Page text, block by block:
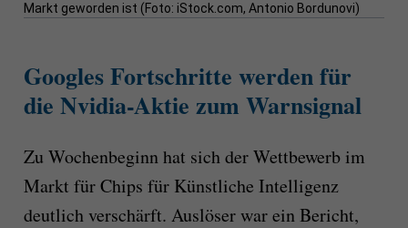
Markt geworden ist (Foto: iStock.com, Antonio Bordunovi)
Googles Fortschritte werden für
die Nvidia-Aktie zum Warnsignal
Zu Wochenbeginn hat sich der Wettbewerb im
Markt für Chips für Künstliche Intelligenz
deutlich verschärft. Auslöser war ein Bericht,